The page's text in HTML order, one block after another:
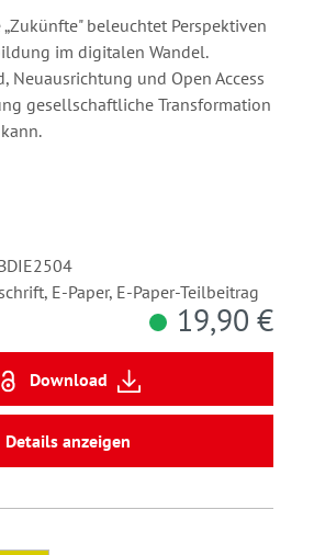
beleuchtet Perspektiven
im digitalen Wandel.
Neuausrichtung und Open Access
gesellschaftliche Transformation
E-Paper, E-Paper-Teilbeitrag
19,90 €
Download
Details anzeigen